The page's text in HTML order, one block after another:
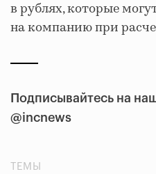
в рублях, которые
на компанию при
Подписывайтесь на
@incnews
ТЕМЫ